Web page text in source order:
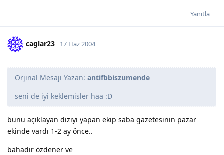
Yanıtla
caglar23 17 Haz 2004
Orjinal Mesajı Yazan: antifbbiszumende
seni de iyi keklemisler haa :D
bunu açıklayan diziyi yapan ekip saba gazetesinin pazar
ekinde vardı 1-2 ay önce..
bahadır özdener ve